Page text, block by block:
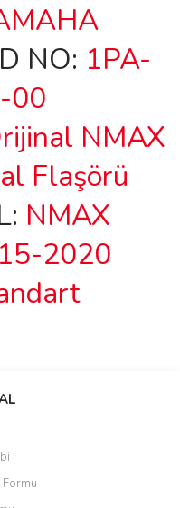
NO: 1PA-
00
NMAX
Flaşörü
NMAX
2020
yapın!